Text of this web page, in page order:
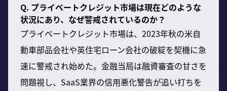
Q. プライベートクレジット市場は現在どのような
状況にあり、なぜ警戒されているのか？
プライベートクレジット市場は、2023年秋の米自
動車部品会社や英住宅ローン会社の破綻を契機に急
速に警戒され始めた。金融当局は融資審査の甘さを
問題視し、SaaS業界の信用悪化警告が追い打ちを